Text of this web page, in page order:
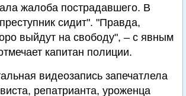
жалоба пострадавшего. В
сидит". "Правда,
выйдут на свободу", – с явным
капитан полиции.
видеозапись запечатлела
репатрианта, уроженца